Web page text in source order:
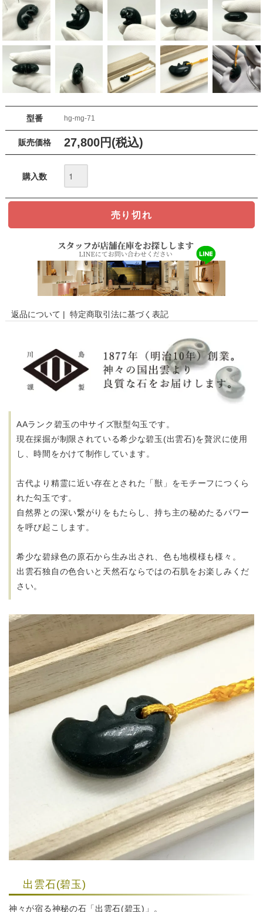
型番 hg-mg-71
販売価格 27,800円(税込)
購入数
返品について | 特定商取引法に基づく表記
AAランク碧玉の中サイズ獣型勾玉です。
現在採掘が制限されている希少な碧玉(出雲石)を贅沢に使用
し、時間をかけて制作しています。
古代より精霊に近い存在とされた「獣」をモチーフにつくら
れた勾玉です。
自然界との深い繋がりをもたらし、持ち主の秘めたるパワー
を呼び起こします。
希少な碧緑色の原石から生み出され、色も地模様も様々。
出雲石独自の色合いと天然石ならではの石肌をお楽しみくだ
さい。
出雲石(碧玉)
神々が宿る神秘の石「出雲石(碧玉)」。